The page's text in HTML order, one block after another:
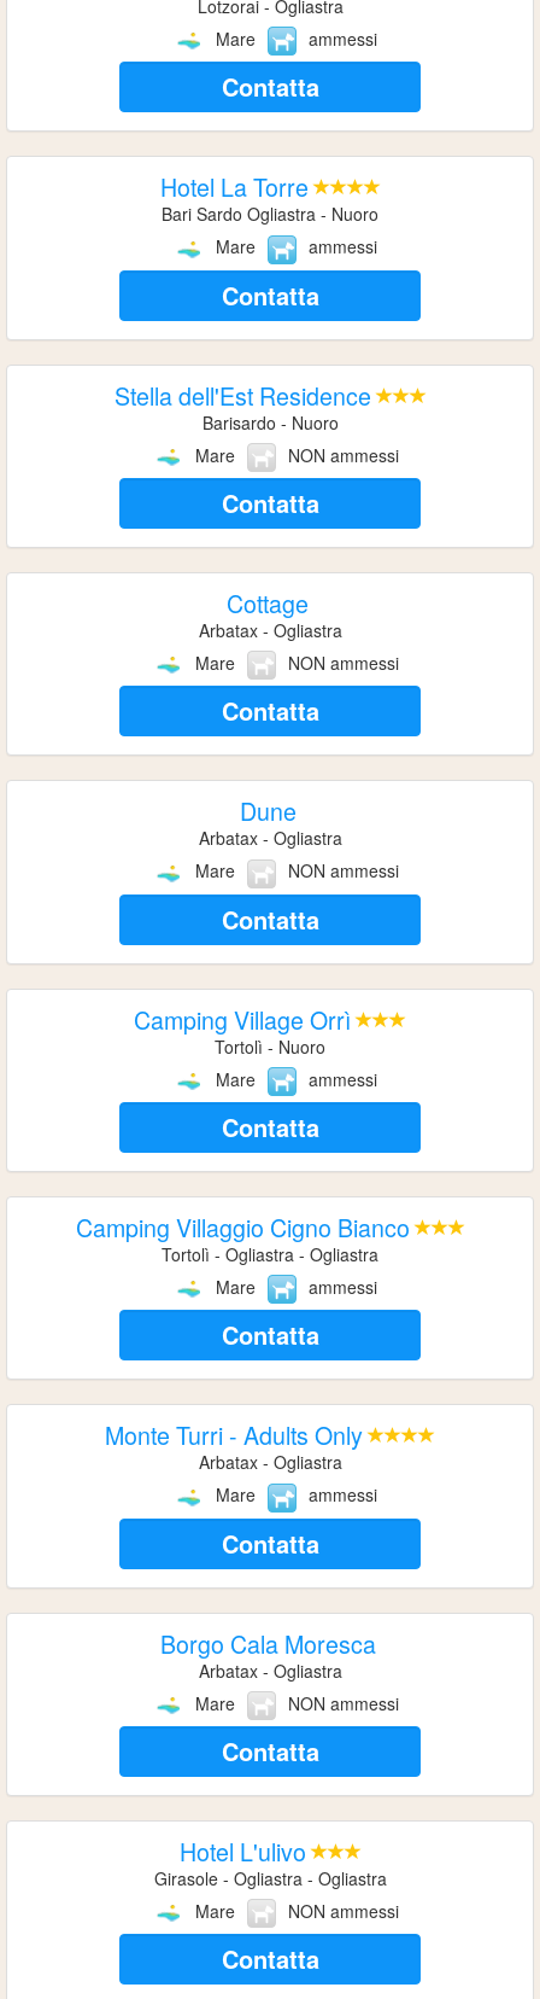
Lotzorai - Ogliastra
Mare
ammessi
Contatta
Hotel La Torre
Bari Sardo Ogliastra - Nuoro
Mare
ammessi
Contatta
Stella dell'Est Residence
Barisardo - Nuoro
Mare
NON ammessi
Contatta
Cottage
Arbatax - Ogliastra
Mare
NON ammessi
Contatta
Dune
Arbatax - Ogliastra
Mare
NON ammessi
Contatta
Camping Village Orrì
Tortolì - Nuoro
Mare
ammessi
Contatta
Camping Villaggio Cigno Bianco
Tortolì - Ogliastra - Ogliastra
Mare
ammessi
Contatta
Monte Turri - Adults Only
Arbatax - Ogliastra
Mare
ammessi
Contatta
Borgo Cala Moresca
Arbatax - Ogliastra
Mare
NON ammessi
Contatta
Hotel L'ulivo
Girasole - Ogliastra - Ogliastra
Mare
NON ammessi
Contatta